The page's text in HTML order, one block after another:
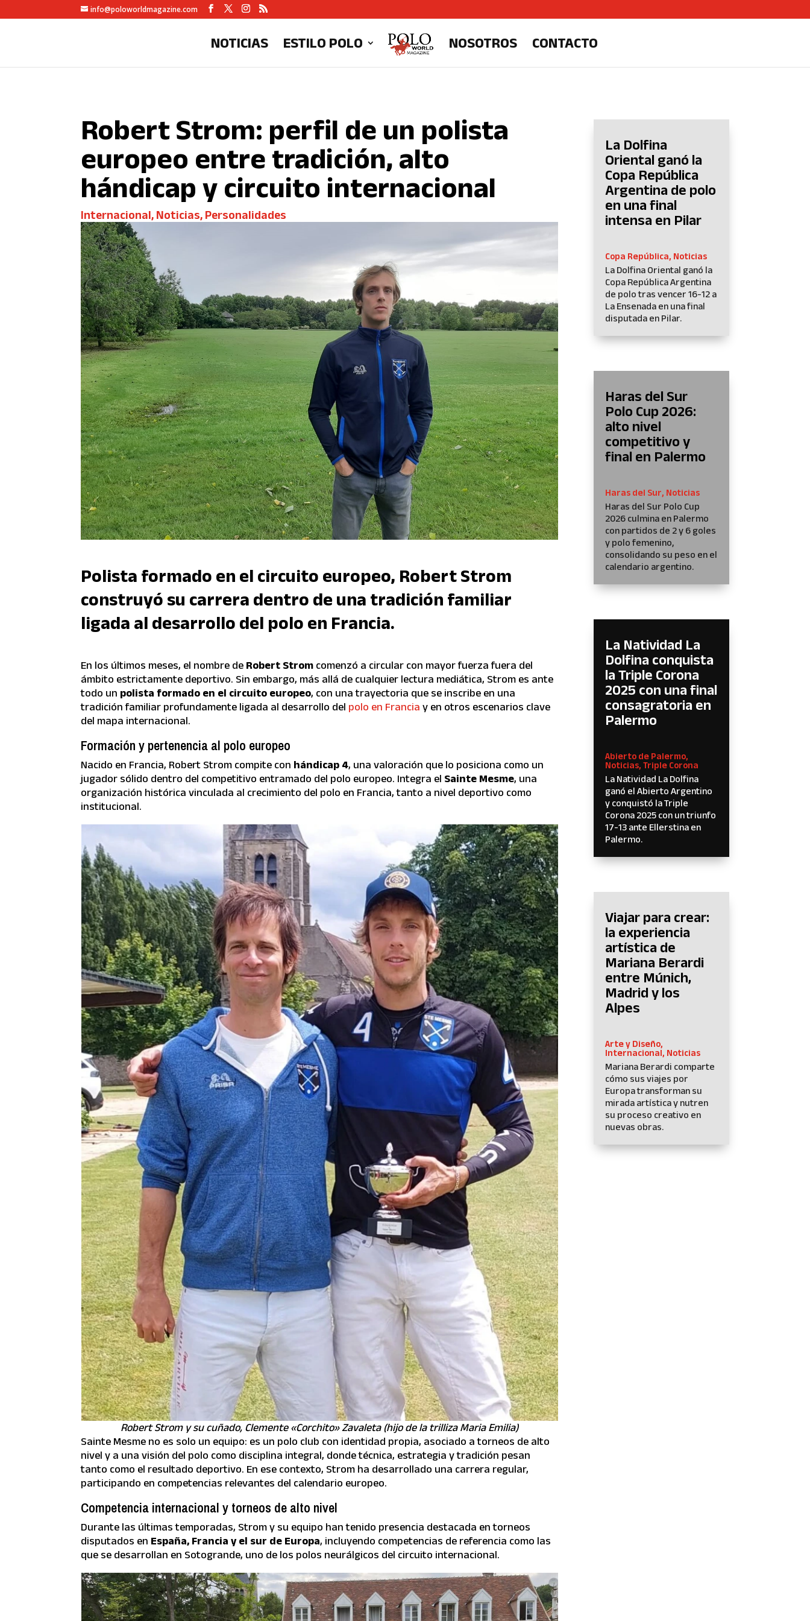
info@poloworldmagazine.com
NOTICIAS ESTILO POLO NOSOTROS CONTACTO
Robert Strom: perfil de un polista
europeo entre tradición, alto
hándicap y circuito internacional
Internacional, Noticias, Personalidades
Polista formado en el circuito europeo, Robert Strom
construyó su carrera dentro de una tradición familiar
ligada al desarrollo del polo en Francia.
En los últimos meses, el nombre de Robert Strom comenzó a circular con mayor fuerza fuera del
ámbito estrictamente deportivo. Sin embargo, más allá de cualquier lectura mediática, Strom es ante
todo un polista formado en el circuito europeo, con una trayectoria que se inscribe en una
tradición familiar profundamente ligada al desarrollo del polo en Francia y en otros escenarios clave
del mapa internacional.
Formación y pertenencia al polo europeo
Nacido en Francia, Robert Strom compite con hándicap 4, una valoración que lo posiciona como un
jugador sólido dentro del competitivo entramado del polo europeo. Integra el Sainte Mesme, una
organización histórica vinculada al crecimiento del polo en Francia, tanto a nivel deportivo como
institucional.
Robert Strom y su cuñado, Clemente «Corchito» Zavaleta (hijo de la trilliza Maria Emilia)
Sainte Mesme no es solo un equipo: es un polo club con identidad propia, asociado a torneos de alto
nivel y a una visión del polo como disciplina integral, donde técnica, estrategia y tradición pesan
tanto como el resultado deportivo. En ese contexto, Strom ha desarrollado una carrera regular,
participando en competencias relevantes del calendario europeo.
Competencia internacional y torneos de alto nivel
Durante las últimas temporadas, Strom y su equipo han tenido presencia destacada en torneos
disputados en España, Francia y el sur de Europa, incluyendo competencias de referencia como las
que se desarrollan en Sotogrande, uno de los polos neurálgicos del circuito internacional.
La Dolfina
Oriental ganó la
Copa República
Argentina de polo
en una final
intensa en Pilar
Copa República, Noticias
La Dolfina Oriental ganó la
Copa República Argentina
de polo tras vencer 16-12 a
La Ensenada en una final
disputada en Pilar.
Haras del Sur
Polo Cup 2026:
alto nivel
competitivo y
final en Palermo
Haras del Sur, Noticias
Haras del Sur Polo Cup
2026 culmina en Palermo
con partidos de 2 y 6 goles
y polo femenino,
consolidando su peso en el
calendario argentino.
La Natividad La
Dolfina conquista
la Triple Corona
2025 con una final
consagratoria en
Palermo
Abierto de Palermo,
Noticias,Triple Corona
La Natividad La Dolfina
ganó el Abierto Argentino
y conquistó la Triple
Corona 2025 con un triunfo
17-13 ante Ellerstina en
Palermo.
Viajar para crear:
la experiencia
artística de
Mariana Berardi
entre Múnich,
Madrid y los
Alpes
Arte y Diseño,
Internacional, Noticias
Mariana Berardi comparte
cómo sus viajes por
Europa transforman su
mirada artística y nutren
su proceso creativo en
nuevas obras.